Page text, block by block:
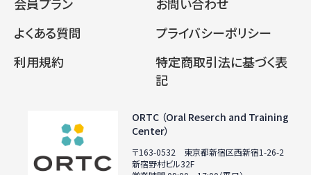
ORTC （Oral Reserch and Training
Center）
〒163-0532 東京都新宿区西新宿1-26-2
新宿野村ビル32F
会員プラン
お問い合わせ
よくある質問
プライバシーポリシー
利用規約
特定商取引法に基づく表
記